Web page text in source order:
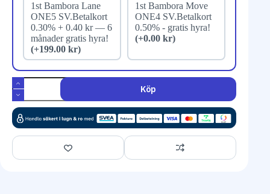
1st Bambora Lane
ONE5 SV.Betalkort
0.30% + 0.40 kr — 6
månader gratis hyra!
(+199.00 kr)
1st Bambora Move
ONE4 SV.Betalkort
0.50% - gratis hyra!
(+0.00 kr)
Köp